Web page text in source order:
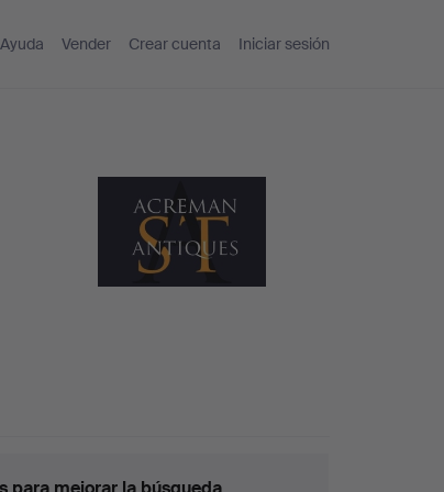
Ayuda Vender Crear cuenta Iniciar sesión